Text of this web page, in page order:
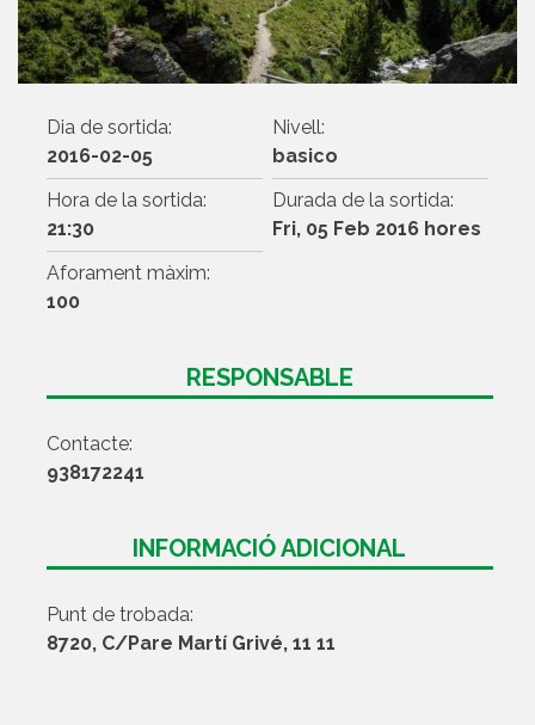
Dia de sortida:
2016-02-05
Nivell:
basico
Hora de la sortida:
21:30
Durada de la sortida:
Fri, 05 Feb 2016 hores
Aforament màxim:
100
RESPONSABLE
Contacte:
938172241
INFORMACIÓ ADICIONAL
Punt de trobada:
8720, C/Pare Martí Grivé, 11 11